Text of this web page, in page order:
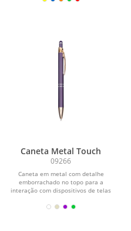
Caneta Metal Touch
09266
Caneta em metal com detalhe
emborrachado no topo para a
interação com dispositivos de telas